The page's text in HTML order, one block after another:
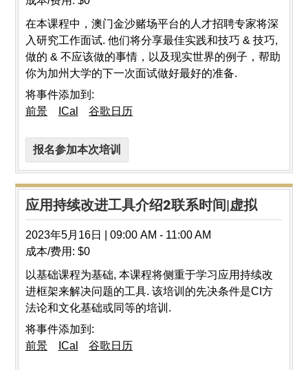
在本课程中，澳门金沙赌场平台的人才招聘专家将深
入研究工作面试. 他们将分享最佳实践和技巧 & 技巧,
做的 & 不应该做的事情，以及现实世界的例子，帮助
你为加州大学的下一次面试做好最好的准备.
将事件添加到:
前景
ICal 谷歌日历
报名参加本次培训
应用持续改进工具介绍2联系时间|虚拟
2023年5月16日 09:00 AM - 11:00 AM
成本/费用: $0
以基础课程为基础, 本课程将侧重于学习应用持续改
进框架来解决问题的工具. 该培训的先决条件是CI方
法论和文化基础或同等的培训.
将事件添加到:
前景
ICal 谷歌日历